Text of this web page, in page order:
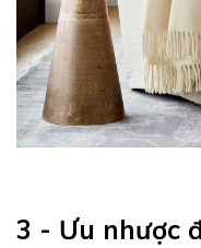
3 - Ưu nhược